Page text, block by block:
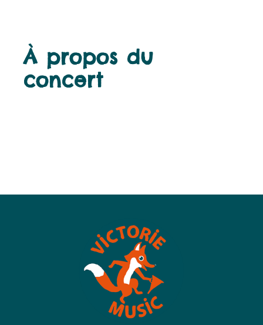
À propos du
concert